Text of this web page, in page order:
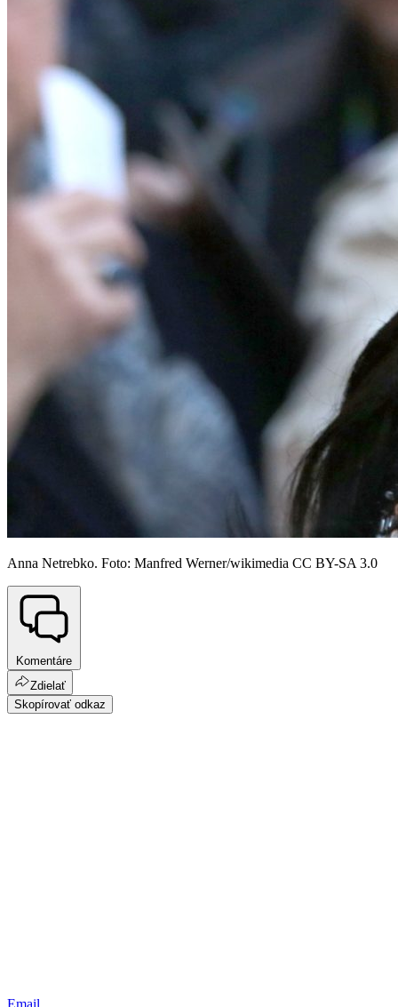
Anna Netrebko. Foto: Manfred Werner/wikimedia CC BY-SA 3.0
Komentáre
Zdielať
Skopírovať odkaz